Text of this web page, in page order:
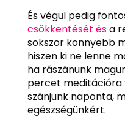
És végül pedig
csökkentését ésa
sokszor könnyebb
hiszen ki ne lenne
ha rászánunk
percet meditációra
szánjunk naponta,
egészségünkért.